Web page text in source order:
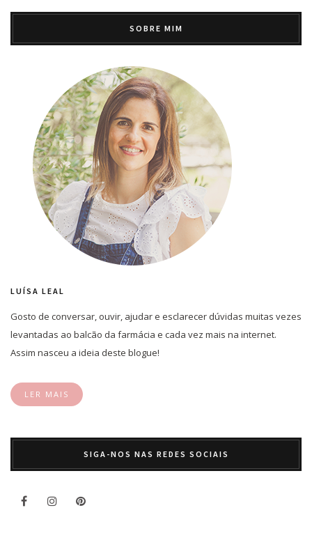
SOBRE MIM
LUÍSA LEAL
Gosto de conversar, ouvir, ajudar e esclarecer dúvidas muitas vezes
levantadas ao balcão da farmácia e cada vez mais na internet.
Assim nasceu a ideia deste blogue!
LER MAIS
SIGA-NOS NAS REDES SOCIAIS